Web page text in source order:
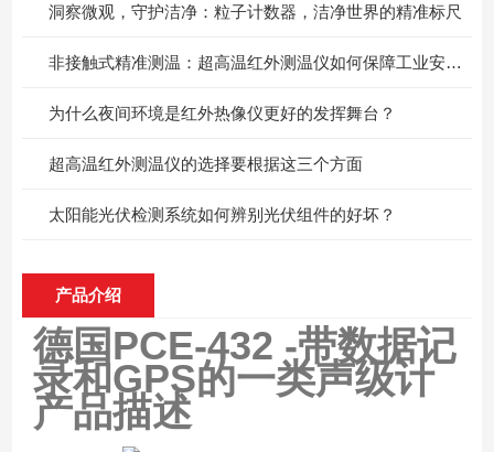
洞察微观，守护洁净：粒子计数器，洁净世界的精准标尺
非接触式精准测温：超高温红外测温仪如何保障工业安全与质量？
为什么夜间环境是红外热像仪更好的发挥舞台？
超高温红外测温仪的选择要根据这三个方面
太阳能光伏检测系统如何辨别光伏组件的好坏？
产品介绍
德国PCE-432 -带数据记
录和GPS的一类声级计
产品描述